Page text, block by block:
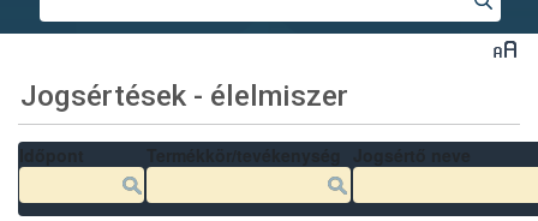
Jogsértések - élelmiszer